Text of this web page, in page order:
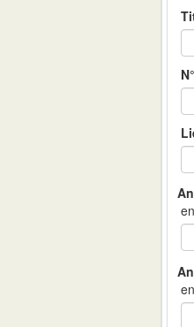
en
en